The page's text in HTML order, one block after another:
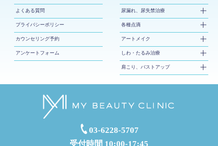
よくある質問
プライバシーポリシー
カウンセリング予約
アンケートフォーム
尿漏れ、尿失禁治療
各種点滴
アートメイク
しわ・たるみ治療
肩こり、バストアップ
03-6228-5707
受付時間 10:00-17:45